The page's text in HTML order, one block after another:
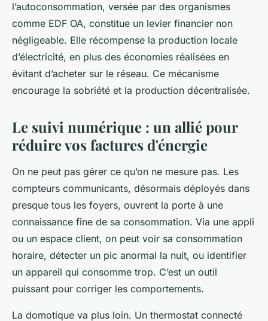
l’autoconsommation, versée par des organismes
comme EDF OA, constitue un levier financier non
négligeable. Elle récompense la production locale
d’électricité, en plus des économies réalisées en
évitant d’acheter sur le réseau. Ce mécanisme
encourage la sobriété et la production décentralisée.
Le suivi numérique : un allié pour
réduire vos factures d'énergie
On ne peut pas gérer ce qu’on ne mesure pas. Les
compteurs communicants, désormais déployés dans
presque tous les foyers, ouvrent la porte à une
connaissance fine de sa consommation. Via une appli
ou un espace client, on peut voir sa consommation
horaire, détecter un pic anormal la nuit, ou identifier
un appareil qui consomme trop. C’est un outil
puissant pour corriger les comportements.
La domotique va plus loin. Un thermostat connecté